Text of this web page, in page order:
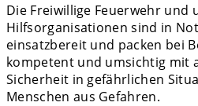
Die Freiwillige Feuerwehr und
Hilfsorganisationen sind in
einsatzbereit und packen bei
kompetent und umsichtig mit
Sicherheit in gefährlichen
Menschen aus Gefahren.